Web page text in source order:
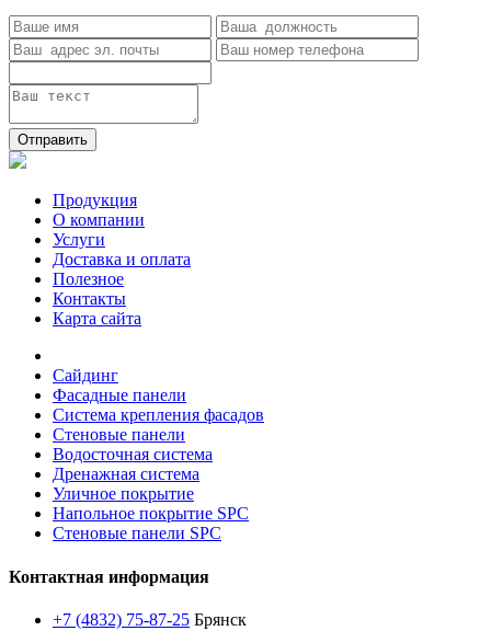
Отправить
Продукция
О компании
Услуги
Доставка и оплата
Полезное
Контакты
Карта сайта
Сайдинг
Фасадные панели
Система крепления фасадов
Стеновые панели
Водосточная система
Дренажная система
Уличное покрытие
Напольное покрытие SPC
Стеновые панели SPC
Контактная информация
+7 (4832) 75-87-25 Брянск